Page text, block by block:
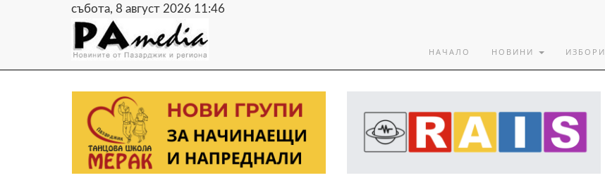
събота, 8 август 2026 11:46
НАЧАЛО НОВИНИ ИЗБОРИ